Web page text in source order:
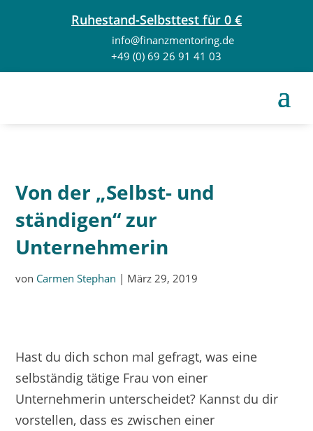
Ruhestand-Selbsttest für 0 €
info@finanzmentoring.de
+49 (0) 69 26 91 41 03
Von der „Selbst- und
ständigen“ zur
Unternehmerin
von Carmen Stephan | März 29, 2019
Hast du dich schon mal gefragt, was eine
selbständig tätige Frau von einer
Unternehmerin unterscheidet? Kannst du dir
vorstellen, dass es zwischen einer